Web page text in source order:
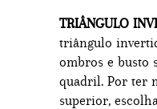
TRIÂNGULO
triângulo
ombros e busto
quadril. Por ter
superior,